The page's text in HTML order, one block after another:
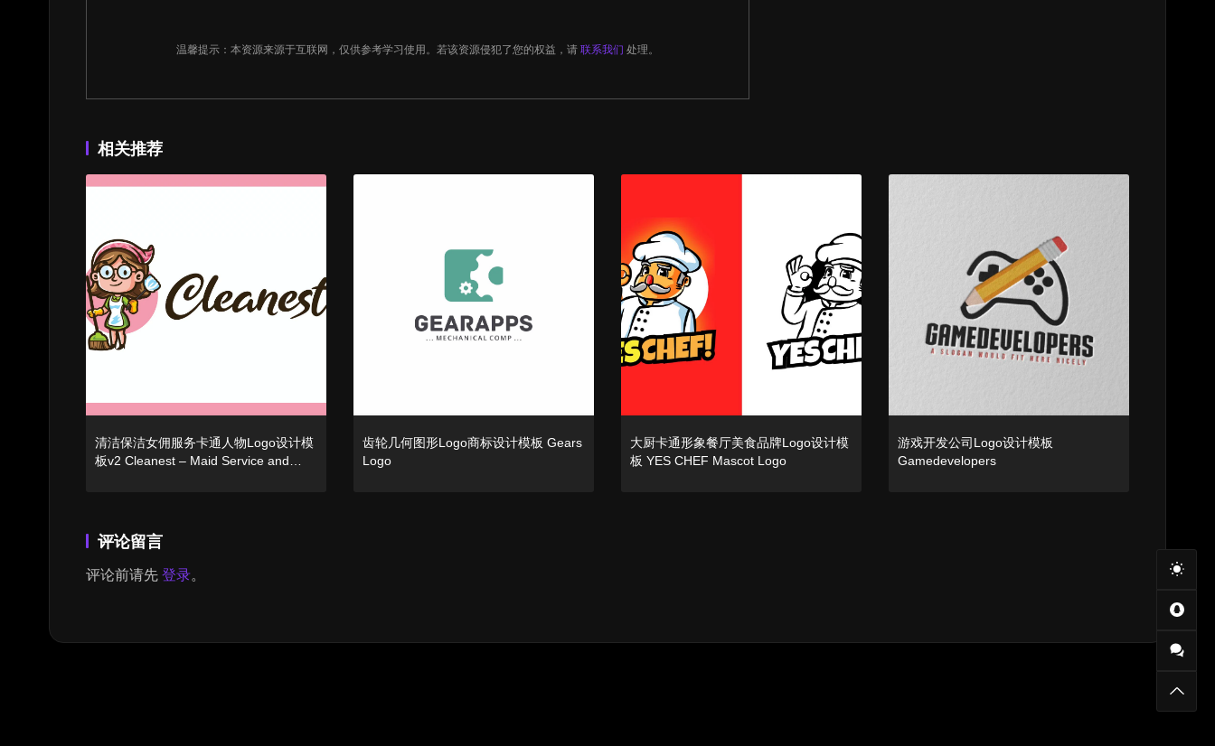
温馨提示：本资源来源于互联网，仅供参考学习使用。若该资源侵犯了您的权益，请 联系我们 处理。
相关推荐
清洁保洁女佣服务卡通人物Logo设计模
板v2 Cleanest – Maid Service and
齿轮几何图形Logo商标设计模板 Gears
Logo
大厨卡通形象餐厅美食品牌Logo设计模
板 YES CHEF Mascot Logo
游戏开发公司Logo设计模板
Gamedevelopers
评论留言
评论前请先 登录。